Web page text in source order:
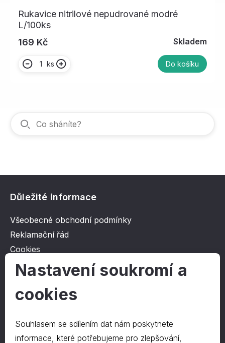
Rukavice nitrilové nepudrované modré
L/100ks
169 Kč
Skladem
ks Do košíku
Důležité informace
Všeobecné obchodní podmínky
Reklamační řád
Cookies
Ochrana osobních údajů
O společnosti
Kontakt
O nás
Nastavení soukromí a
cookies
Souhlasem se sdílením dat nám poskytnete
informace, které potřebujeme pro zlepšování,